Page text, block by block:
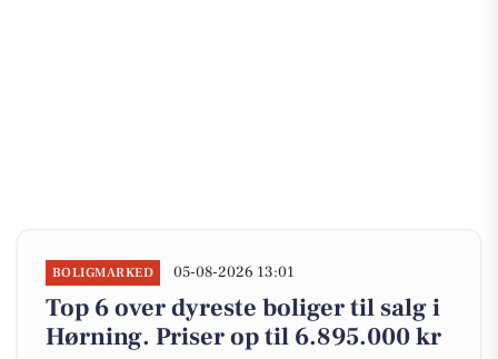
BOLIGMARKED 05-08-2026 13:01
Top 6 over dyreste boliger til salg i
Hørning. Priser op til 6.895.000 kr